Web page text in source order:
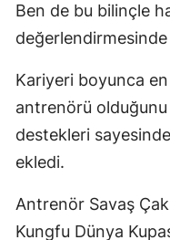
Ben de bu bilinçle
Kariyeri boyunca
antrenörü
destekleri sayesinde
ekledi.
Antrenör Savaş
Kungfu Dünya